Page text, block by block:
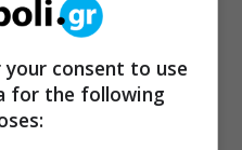
ειδήσεις για την Αθήνα
consent to use
for the following